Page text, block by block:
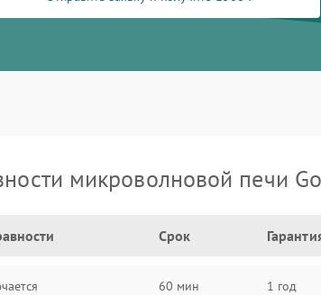
микроволновой печи
Срок
60 мин 1 год